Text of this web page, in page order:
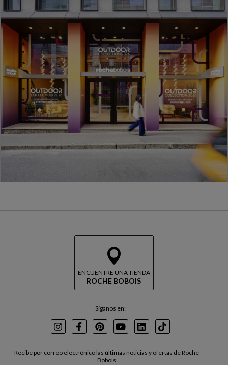
ENCUENTRE UNA TIENDA
ROCHE BOBOIS
Síganos en:
InstagramFacebookPinterest
YoutubeLinkedInTikTok
Recibe por correo electrónico las últimas noticias y ofertas de Roche
Bobois